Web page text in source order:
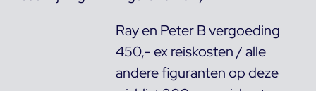
Ray en Peter B vergoeding
450,- ex reiskosten / alle
andere figuranten op deze